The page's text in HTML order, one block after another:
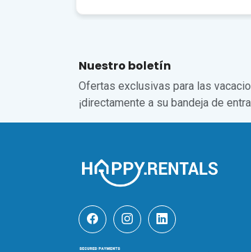
Nuestro boletín
Ofertas exclusivas para las
¡directamente a su bandeja de